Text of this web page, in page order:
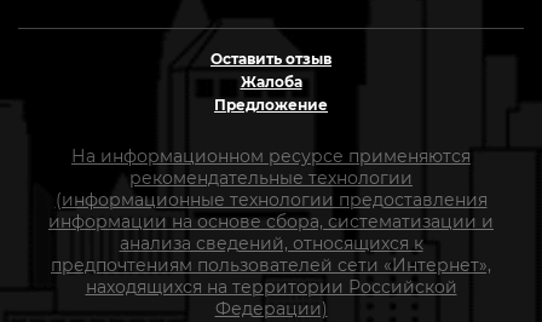
Оставить отзыв
Жалоба
Предложение
На информационном ресурсе применяются
рекомендательные технологии
(информационные технологии предоставления
информации на основе сбора, систематизации и
анализа сведений, относящихся к
предпочтениям пользователей сети «Интернет»,
находящихся на территории Российской
Федерации)